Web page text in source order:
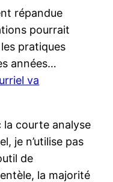
répandue
pourrait
pratiques
années…
va
la courte analyse
je n’utilise pas
de
la majorité